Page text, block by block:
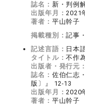
誌名： 新・判例
出版年月：2021
著者： 平山幹子
掲載種別：記事
記述言語： 日本
タイトル：不作
出版者・発行元：
誌名： 佐伯仁志
版〕』 12-13
出版年月：2020
著者： 平山幹子